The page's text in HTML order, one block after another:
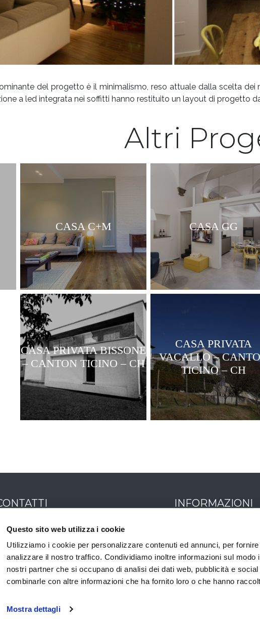
Questo sito web utilizza i cookie
Utilizziamo i cookie per personalizzare contenuti ed annunci, per
analizzare il nostro traffico. Condividiamo inoltre informazioni sul
nostri partner che si occupano di analisi dei dati web, pubblicità e
combinarle con altre informazioni che ha fornito loro o che hanno
Mostra dettagli
del progetto è il minimalismo, reso attuale dalla scelta dei
a led integrata nei soffitti hanno restituito un layout di progetto
Altri
CASA C+M CASA GG
CASA PRIVATA BISSONE
– CANTON TICINO – CH
CASA PRIVATA
VACALLO –
TICINO – CH
055 5387752
INFORMAZIONI
Via Aurelio Saffi, 27
50131, Firenze, IT